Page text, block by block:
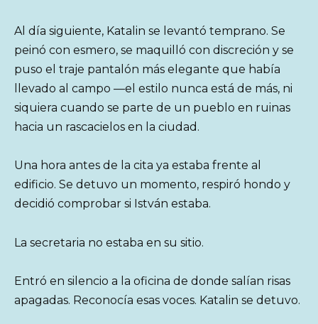
Al día siguiente, Katalin se levantó temprano. Se
peinó con esmero, se maquilló con discreción y se
puso el traje pantalón más elegante que había
llevado al campo —el estilo nunca está de más, ni
siquiera cuando se parte de un pueblo en ruinas
hacia un rascacielos en la ciudad.
Una hora antes de la cita ya estaba frente al
edificio. Se detuvo un momento, respiró hondo y
decidió comprobar si István estaba.
La secretaria no estaba en su sitio.
Entró en silencio a la oficina de donde salían risas
apagadas. Reconocía esas voces. Katalin se detuvo.